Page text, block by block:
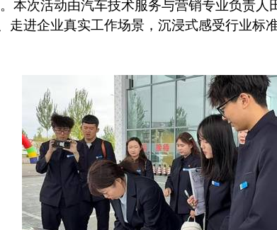
本次活动由汽车技术服务与营销专业负责
进企业真实工作场景，沉浸式感受行业标